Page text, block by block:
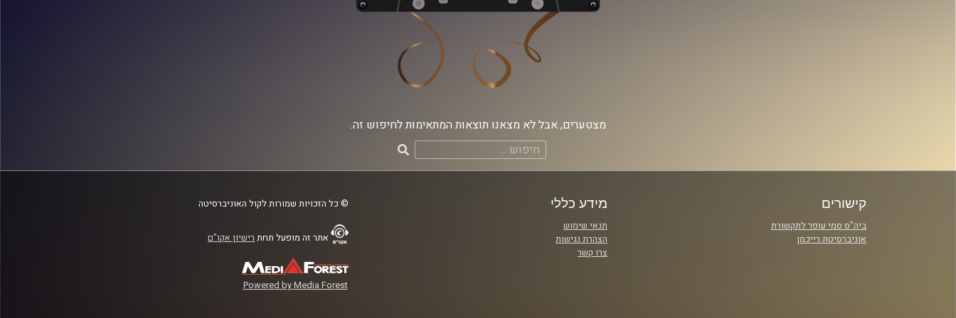
מצטערים, אבל לא מצאנו תוצאות המתאימות לחיפוש זה.
חיפוש:
קישורים
ביה"ס סמי עופר לתקשורת
אוניברסיטת רייכמן
מידע כללי
תנאי שימוש
הצהרת נגישות
צרו קשר
© כל הזכויות שמורות לקול האוניברסיטה
אתר זה מופעל תחת רישיון אקו"ם
Powered by Media Forest